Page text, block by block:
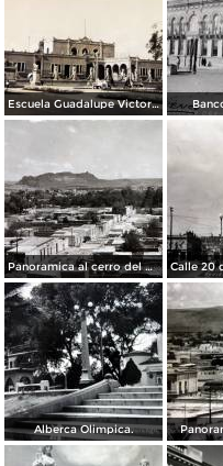
Escuela Guadalupe Victoria.
Panoramica al cerro del Mercado ( Circulada el 4 de Septiembre de 1957 ).
Alberca Olimpica.